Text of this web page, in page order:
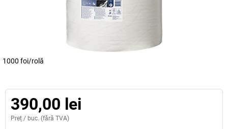
1000 foi/rolă
390,00 lei
Preț / buc. (fără TVA)